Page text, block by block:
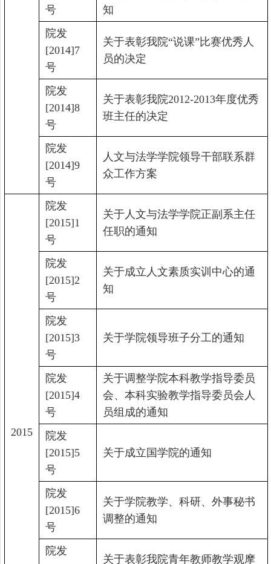
号
知
院发
[2014]7
号
关于表彰我院“说课”比赛优秀人
员的决定
院发
[2014]8
号
关于表彰我院2012-2013年度优秀
班主任的决定
院发
[2014]9
号
人文与法学学院领导干部联系群
众工作方案
2015
院发
[2015]1
号
关于人文与法学学院正副系主任
任职的通知
院发
[2015]2
号
关于成立人文素质实训中心的通
知
院发
[2015]3
号
关于学院领导班子分工的通知
院发
[2015]4
号
关于调整学院本科教学指导委员
会、本科实验教学指导委员会人
员组成的通知
院发
[2015]5
号
关于成立国学院的通知
院发
[2015]6
号
关于学院教学、科研、外事秘书
调整的通知
院发
关于表彰我院青年教师教学观摩